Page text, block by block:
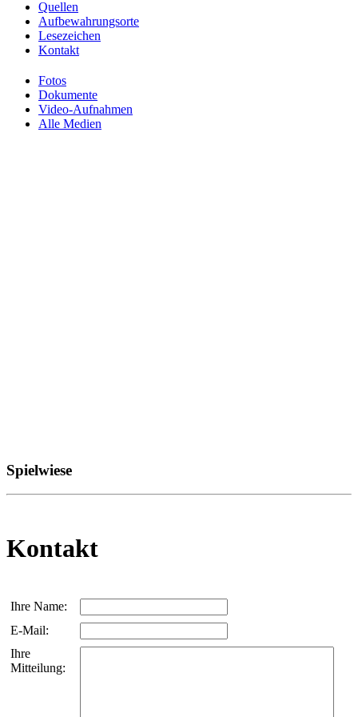
Fotos
Dokumente
Video-Aufnahmen
Alle Medien
Quellen
Aufbewahrungsorte
Lesezeichen
Kontakt
Spielwiese
Kontakt
Ihre Name:
E-Mail:
Ihre
Mitteilung: